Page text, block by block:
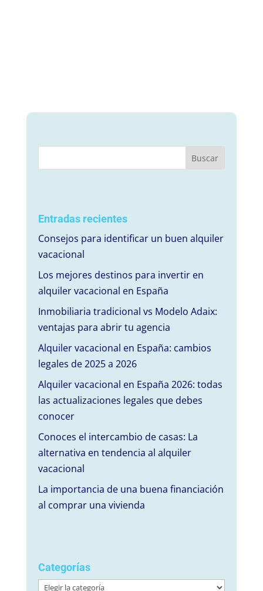
Entradas recientes
Consejos para identificar un buen alquiler
vacacional
Los mejores destinos para invertir en
alquiler vacacional en España
Inmobiliaria tradicional vs Modelo Adaix:
ventajas para abrir tu agencia
Alquiler vacacional en España: cambios
legales de 2025 a 2026
Alquiler vacacional en España 2026: todas
las actualizaciones legales que debes
conocer
Conoces el intercambio de casas: La
alternativa en tendencia al alquiler
vacacional
La importancia de una buena financiación
al comprar una vivienda
Categorías
Categorías